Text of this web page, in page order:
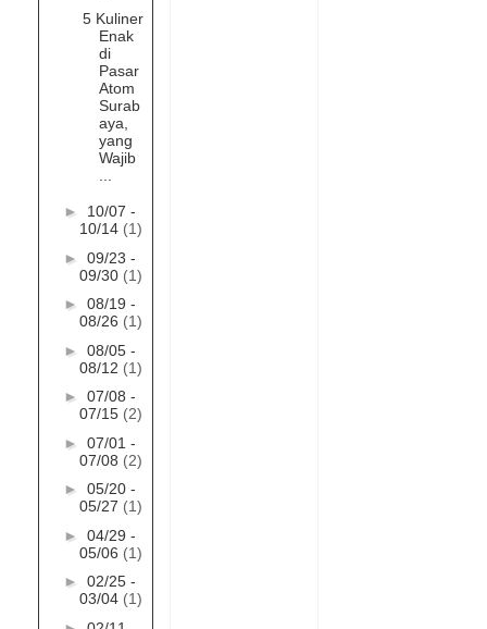
5 Kuliner
Enak
di
Pasar
Atom
Surab
aya,
yang
Wajib
► 10/07 -
10/14 (1)
► 09/23 -
09/30 (1)
► 08/19 -
08/26 (1)
► 08/05 -
08/12 (1)
► 07/08 -
07/15 (2)
► 07/01 -
07/08 (2)
► 05/20 -
05/27 (1)
► 04/29 -
05/06 (1)
► 02/25 -
03/04 (1)